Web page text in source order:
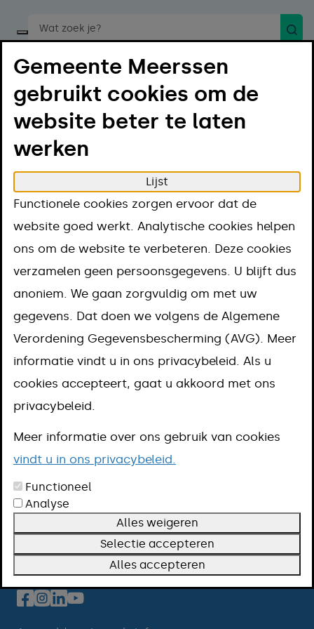
Start een spraakopdracht
Menu
Home Regelen
Bouwen en verbouwen
Belastingen
Belastingen
Gemeentelijke belastingen
WOZ-waarde en taxatieverslag inzien
Contact
Openingstijden
Over deze website
Volg ons
Gemeente Meerssen
gebruikt cookies om de
website beter te laten
werken
Lijst
Functionele cookies zorgen ervoor dat de
website goed werkt. Analytische cookies helpen
ons om de website te verbeteren. Deze cookies
verzamelen geen persoonsgegevens. U blijft dus
anoniem. We gaan zorgvuldig om met uw
gegevens. Dat doen we volgens de Algemene
Verordening Gegevensbescherming (AVG). Meer
informatie vindt u in ons privacybeleid. Als u
cookies accepteert, gaat u akkoord met ons
privacybeleid.
Meer informatie over ons gebruik van cookies
vindt u in ons privacybeleid.
Functioneel
Analyse
Alles weigeren
Selectie accepteren
Alles accepteren